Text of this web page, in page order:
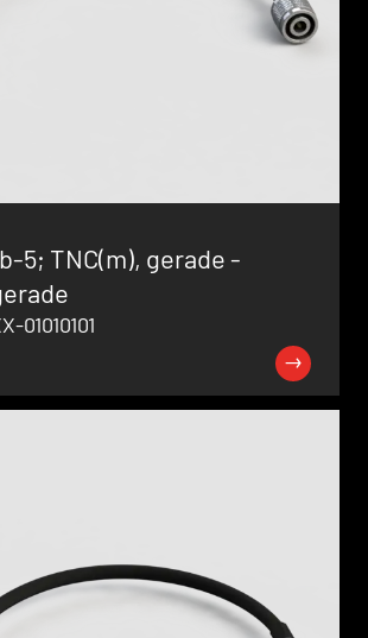
5; TNC(m), gerade -
01010101